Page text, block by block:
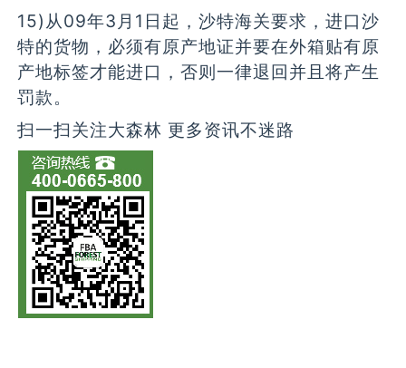
15)从09年3月1日起，沙特海关要求，进口沙
特的货物，必须有原产地证并要在外箱贴有原
产地标签才能进口，否则一律退回并且将产生
罚款。
扫一扫关注大森林 更多资讯不迷路